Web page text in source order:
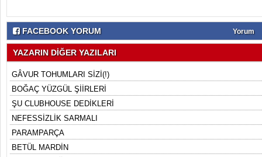
FACEBOOK YORUM Yorum
YAZARIN DİĞER YAZILARI
GÂVUR TOHUMLARI SİZİ(!)
BOĞAÇ YÜZGÜL ŞİİRLERİ
ŞU CLUBHOUSE DEDİKLERİ
NEFESSİZLİK SARMALI
PARAMPARÇA
BETÜL MARDİN